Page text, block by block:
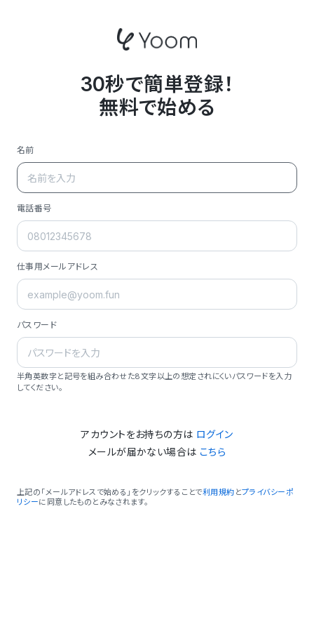
30秒で簡単登録！
無料で始める
名前
電話番号
仕事用メールアドレス
パスワード
半角英数字と記号を組み合わせた8文字以上の想定されにくいパスワードを入力
してください。
アカウントをお持ちの方は ログイン
メールが届かない場合は こちら
上記の「メールアドレスで始める」をクリックすることで利用規約 とプライバシーポ
リシーに同意したものとみなされます。